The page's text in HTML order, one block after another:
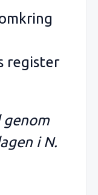
register
genom
i N.